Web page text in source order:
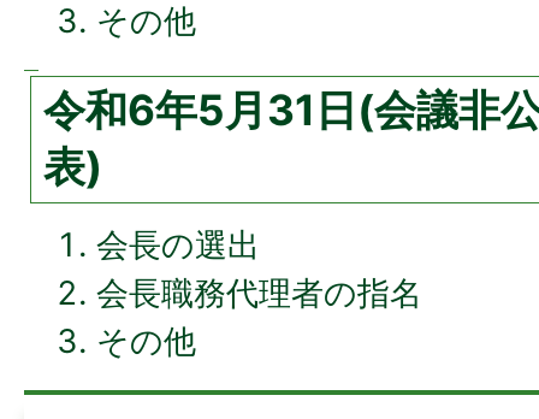
その他
令和6年5月31日(会議非
表)
会長の選出
会長職務代理者の指名
その他